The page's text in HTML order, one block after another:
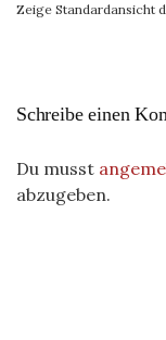
Zeige Standardansicht
Schreibe einen
Du musst
abzugeben.